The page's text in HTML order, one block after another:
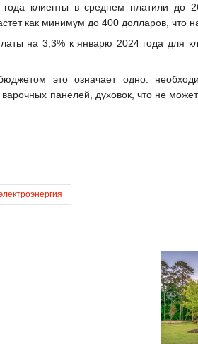
клиенты в среднем платили до
как минимум до 400 долларов, что
на 3,3% к январю 2024 года для
это означает одно:
панелей, духовок, что не